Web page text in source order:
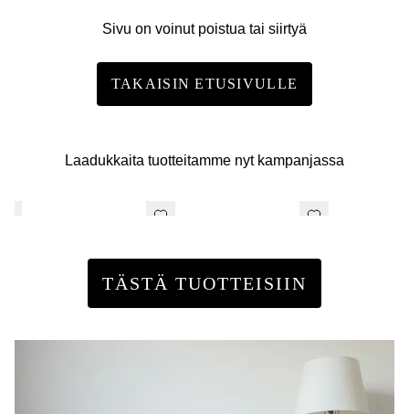
Sivu on voinut poistua tai siirtyä
TAKAISIN ETUSIVULLE
Laadukkaita tuotteitamme nyt kampanjassa
TÄSTÄ TUOTTEISIIN